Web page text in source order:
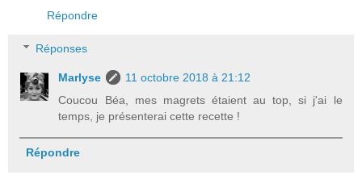
Répondre
Réponses
Marlyse
11 octobre 2018 à 21:12
Coucou Béa, mes magrets étaient au top, si j'ai le
temps, je présenterai cette recette !
Répondre